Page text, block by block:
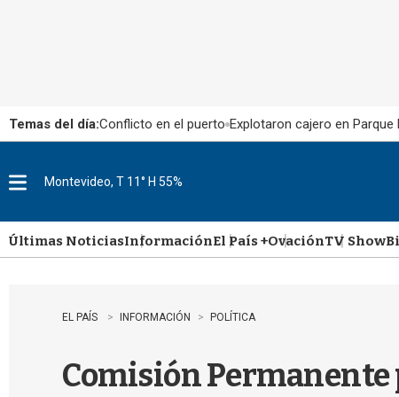
Temas del día:Conflicto en el puerto Explotaron cajero en Parque
u
Montevideo, T 11° H 55%
Últimas NoticiasInformaciónEl País +OvaciónTV Show
EL PAÍS INFORMACIÓN POLÍTICA
Comisión Permanente